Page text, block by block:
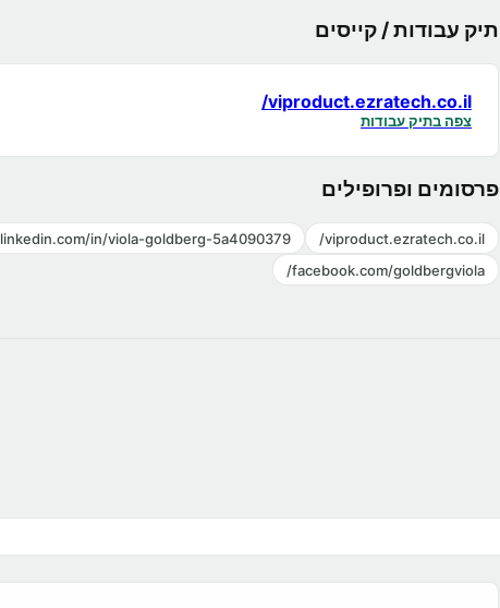
תיק עבודות / קייסים
viproduct.ezratech.co.il/
צפה בתיק עבודות
פרסומים ופרופילים
viproduct.ezratech.co.il/
linkedin.com/in/viola-goldberg-5a4090379/
facebook.com/goldbergviola/